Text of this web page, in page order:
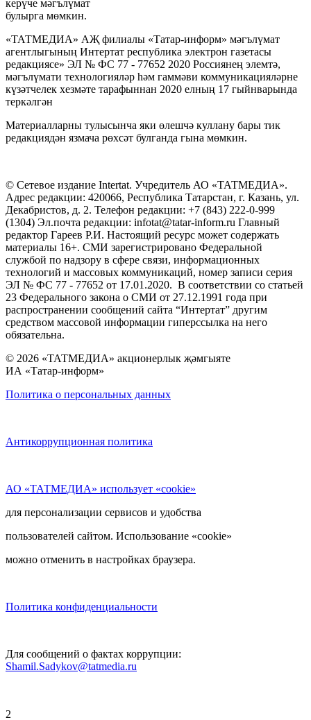
керүче мәгълүмат
булырга мөмкин.
«ТАТМЕДИА» АҖ филиалы «Татар-информ» мәгълүмат
агентлыгының Интертат республика электрон газетасы
редакциясе» ЭЛ № ФС 77 - 77652 2020 Россиянең элемтә,
мәгълүмати технологияләр һәм гаммәви коммуникацияләрне
күзәтчелек хезмәте тарафыннан 2020 елның 17 гыйнварында
теркәлгән
Материалларны тулысынча яки өлешчә куллану бары тик
редакциядән язмача рөхсәт булганда гына мөмкин.
© Сетевое издание Intertat. Учредитель АО «ТАТМЕДИА».
Адрес редакции: 420066, Республика Татарстан, г. Казань, ул.
Декабристов, д. 2. Телефон редакции: +7 (843) 222-0-999
(1304) Эл.почта редакции: infotat@tatar-inform.ru Главный
редактор Гареев Р.И. Настоящий ресурс может содержать
материалы 16+. СМИ зарегистрировано Федеральной
службой по надзору в сфере связи, информационных
технологий и массовых коммуникаций, номер записи серия
ЭЛ № ФС 77 - 77652 от 17.01.2020. В соответствии со статьей
23 Федерального закона о СМИ от 27.12.1991 года при
распространении сообщений сайта “Интертат” другим
средством массовой информации гиперссылка на него
обязательна.
© 2026 «ТАТМЕДИА» акционерлык җәмгыяте
ИА «Татар-информ»
Политика о персональных данных
Антикоррупционная политика
АО «ТАТМЕДИА» использует «cookie»
для персонализации сервисов и удобства
пользователей сайтом. Использование «cookie»
можно отменить в настройках браузера.
Политика конфиденциальности
Для сообщений о фактах коррупции:
Shamil.Sadykov@tatmedia.ru
2